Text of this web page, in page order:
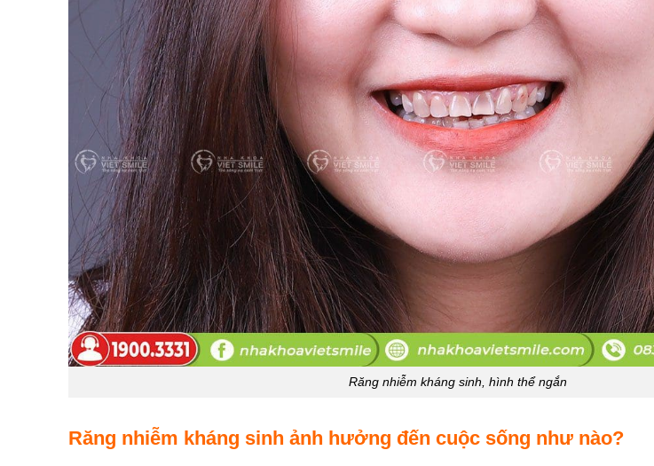
Răng nhiễm kháng sinh, hình thể ngắn
Răng nhiễm kháng sinh ảnh hưởng đến cuộc sống như nào?